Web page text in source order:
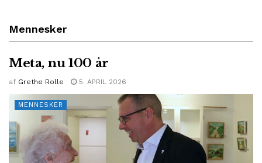
Mennesker
Meta, nu 100 år
af Grethe Rolle 5. APRIL 2026
MENNESKER